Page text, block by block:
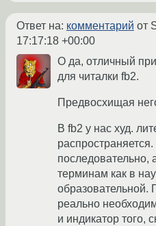
Ответ на: комментарий от
17:17:18 +00:00
О да, отличный
для читалки fb2.
Предвосхищая
В fb2 у нас худ.
последовательно,
терминам как в
образовательной.
реально
и индикатор того,